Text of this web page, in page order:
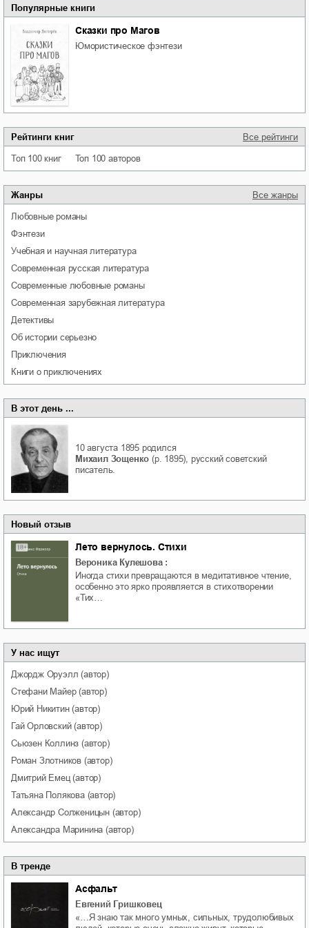
Популярные книги
Сказки про Магов
юмористическое фэнтези
Рейтинги книг Все рейтинги
Топ 100 книг Топ 100 авторов
Жанры Все жанры
любовные романы
фэнтези
учебная и научная литература
современная русская литература
современные любовные романы
современная зарубежная литература
детективы
об истории серьезно
приключения
книги о приключениях
В этот день ...
10 августа 1895 родился
Михаил Зощенко (р. 1895), русский советский
писатель.
Новый отзыв
Лето вернулось. Стихи
Вероника Кулешова :
Иногда стихи превращаются в медитативное чтение,
особенно это ярко проявляется в стихотворении
«Тих…
У нас ищут
Джордж Оруэлл (автор)
Стефани Майер(автор)
Юрий Никитин(автор)
Гай Орловский(автор)
Сьюзен Коллинз (автор)
Роман Злотников (автор)
Дмитрий Емец(автор)
Татьяна Полякова(автор)
Александр Солженицын (автор)
Александра Маринина (автор)
В тренде
Асфальт
Евгений Гришковец
«…Я знаю так много умных, сильных, трудолюбивых